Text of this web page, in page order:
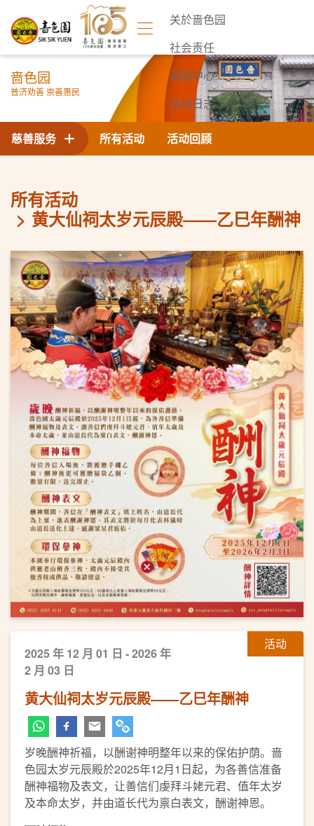
关於啬色园
社会责任
新闻中心
活动日志
联络我们
啬色园
普济劝善 崇善惠民
所有活动 活动回顾
慈善服务
所有活动
黄大仙祠太岁元辰殿——乙巳年酬神
活动
2025 年 12 月 01 日 - 2026 年
2 月 03 日
黄大仙祠太岁元辰殿——乙巳年酬神
岁晚酬神祈福，以酬谢神明整年以来的保佑护荫。啬
色园太岁元辰殿於2025年12月1日起，为各善信准备
酬神福物及表文，让善信们虔拜斗姥元君、值年太岁
及本命太岁，并由道长代为禀白表文，酬谢神恩。